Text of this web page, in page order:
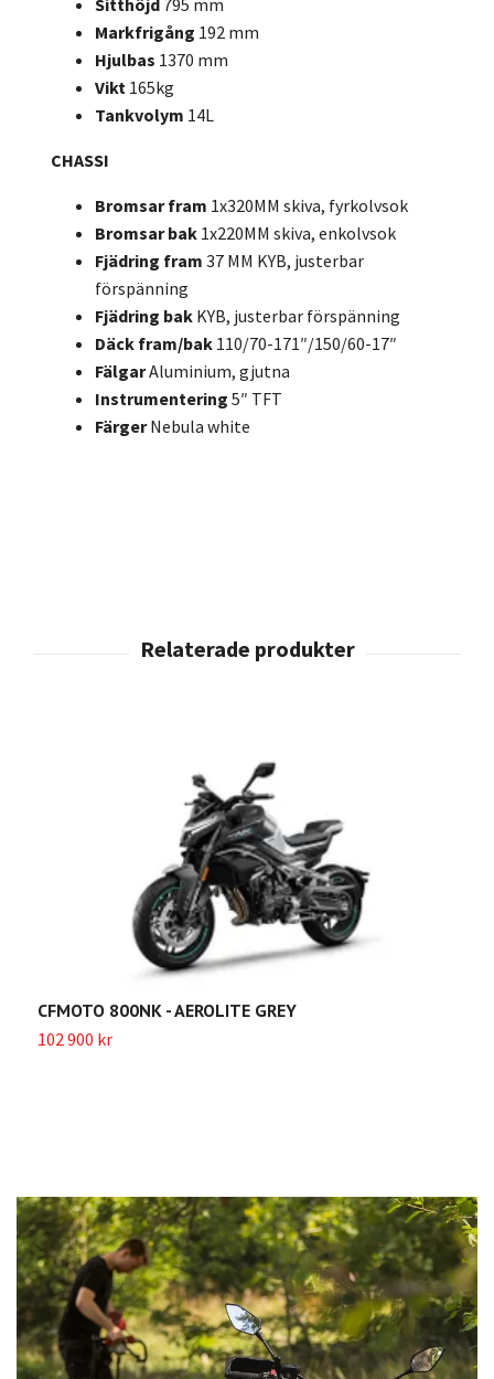
Markfrigång 192 mm
Hjulbas 1370 mm
Vikt 165kg
Tankvolym 14L
CHASSI
Bromsar fram 1x320MM skiva, fyrkolvsok
Bromsar bak 1x220MM skiva, enkolvsok
Fjädring fram 37 MM KYB, justerbar
förspänning
Fjädring bak KYB, justerbar förspänning
Däck fram/bak 110/70-171″/150/60-17″
FälgarAluminium, gjutna
Instrumentering 5″ TFT
FärgerNebula white
CFMOTO 800NK - AEROLITE GREY
102 900 kr